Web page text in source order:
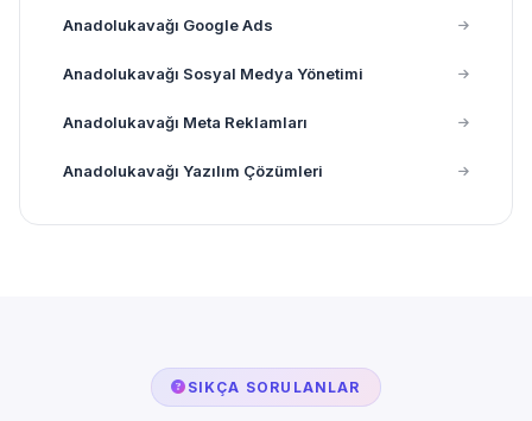
Anadolukavağı Google Ads
Anadolukavağı Sosyal Medya Yönetimi
Anadolukavağı Meta Reklamları
Anadolukavağı Yazılım Çözümleri
SIKÇA SORULANLAR